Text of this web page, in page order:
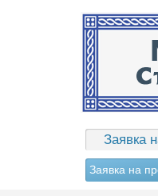
Заявка
Заявка на